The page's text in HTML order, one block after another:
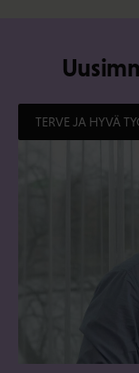
TERVE JA HYVÄ